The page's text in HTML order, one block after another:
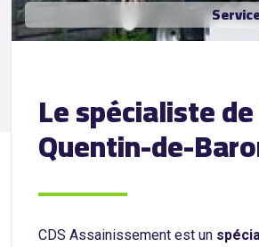
Le spécialiste
Quentin-de-
CDS Assainissement est un